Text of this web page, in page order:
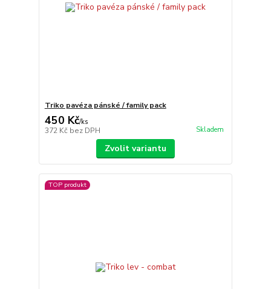
Triko pavéza pánské / family pack
450 Kč/ks
372 Kč bez DPH Skladem
Zvolit variantu
TOP produkt